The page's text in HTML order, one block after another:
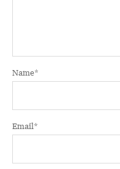
Name*
Email*